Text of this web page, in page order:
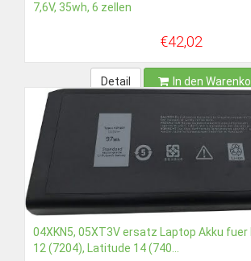
7,6V, 35wh, 6 zellen
€42,02
Detail In den
04XKN5, 05XT3V ersatz Laptop Akku fuer
12 (7204), Latitude 14 (740...